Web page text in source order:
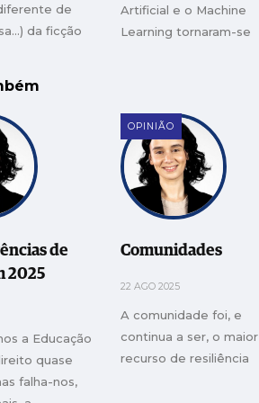
de
da ficção
ano…), que
a todos
outra:
pulsões dos
lugar
paciente-
A minha
da palavra e
Artificial e o Machine
Learning tornaram-se
de
2025
a Educação
quase
falha-nos,
OPINIÃO
Comunidades
22 AGO 2025
A comunidade foi, e
continua a ser, o maior
recurso de resiliência